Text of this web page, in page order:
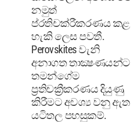
නමුත්
ප්රතිචක්රීකරණය කළ
හැකි ලෙස පවතී.
Perovskites වැනි
අනාගත තාක්‍ෂණයන්ට
තමන්ගේම
ප්‍රතිචක්‍රීකරණය දියුණු
කිරීමට අවශ්‍ය වනු ඇත
යටිතල පහසුකම්.